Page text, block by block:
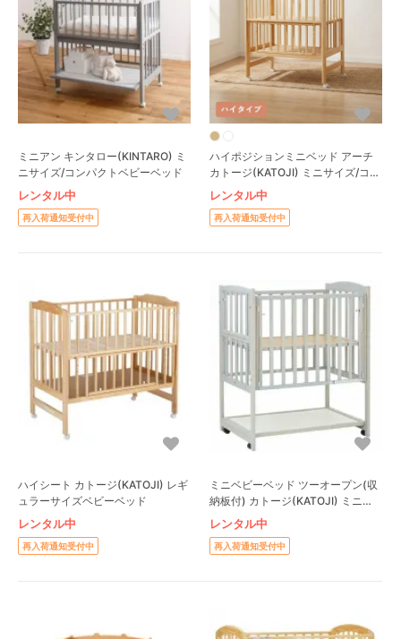
ミニアン キンタロー(KINTARO) ミ
ニサイズ/コンパクトベビーベッド
レンタル中
再入荷通知受付中
ハイポジションミニベッド アーチ
カトージ(KATOJI) ミニサイズ/コン
パクトベビーベッド
レンタル中
再入荷通知受付中
ハイシート カトージ(KATOJI) レギ
ュラーサイズベビーベッド
レンタル中
再入荷通知受付中
ミニベビーベッド ツーオープン(収
納板付) カトージ(KATOJI) ミニサ
イズ/コンパクトベビーベッド
レンタル中
再入荷通知受付中